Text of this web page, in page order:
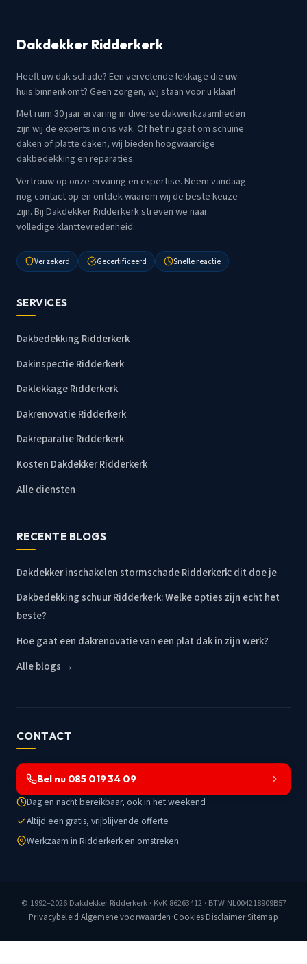
Dakdekker Ridderkerk
Heeft uw dak schade? Een vervelende lekkage die uw
huis binnenkomt? Geen zorgen, wij staan voor u klaar!
Met ruim 30 jaar ervaring in diverse dakwerkzaamheden
zijn wij de experts in ons vak. Of het nu gaat om schuine
daken of platte daken, wij bieden hoogwaardige
dakbedekking en reparaties.
Vertrouw op onze ervaring en expertise. Neem vandaag
nog contact op en ontdek waarom wij de beste keuze
zijn. Bij Dakdekker Ridderkerk streven we naar
volledige klanttevredenheid.
Verzekerd Gecertificeerd Snelle reactie
SERVICES
Dakbedekking Ridderkerk
Dakinspectie Ridderkerk
Daklekkage Ridderkerk
Dakrenovatie Ridderkerk
Dakreparatie Ridderkerk
Kosten Dakdekker Ridderkerk
Alle diensten
RECENTE BLOGS
Dakdekker inschakelen stormschade Ridderkerk: dit doe je
Dakbedekking schuur Ridderkerk: Welke opties zijn echt het
beste?
Hoe gaat een dakrenovatie van een plat dak in zijn werk?
Alle blogs →
CONTACT
Bel nu 085 019 34 09
Dag en nacht bereikbaar, ook in het weekend
Altijd een gratis, vrijblijvende offerte
Werkzaam in Ridderkerk en omstreken
© 1992–2026 Dakdekker Ridderkerk· KvK 86263412 · BTW NL004218909B57
Privacybeleid·Algemene voorwaarden·Cookies·Disclaimer·Sitemap